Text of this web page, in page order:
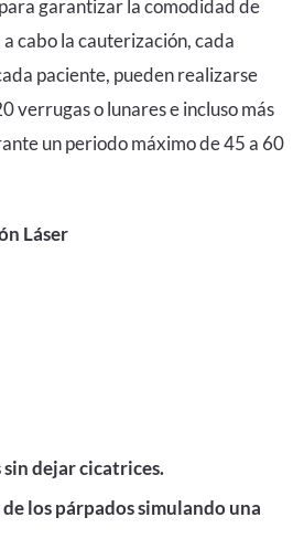
garantizar la comodidad de
cabo la cauterización, cada
paciente, pueden realizarse
verrugas o lunares e incluso más
un periodo máximo de 45 a 60
Láser
dejar cicatrices.
los párpados simulando una